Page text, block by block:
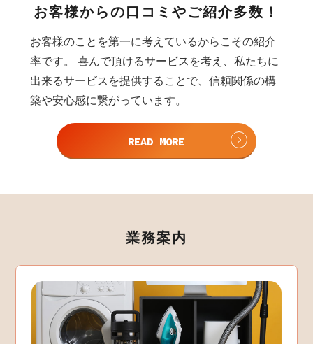
お客様からの口コミやご紹介多数！
お客様のことを第一に考えているからこその紹介
率です。 喜んで頂けるサービスを考え、私たちに
出来るサービスを提供することで、信頼関係の構
築や安心感に繋がっています。
READ MORE
業務案内